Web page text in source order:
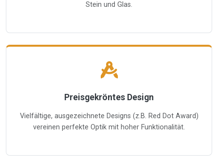
Stein und Glas.
Preisgekröntes Design
Vielfältige, ausgezeichnete Designs (z.B. Red Dot Award)
vereinen perfekte Optik mit hoher Funktionalität.